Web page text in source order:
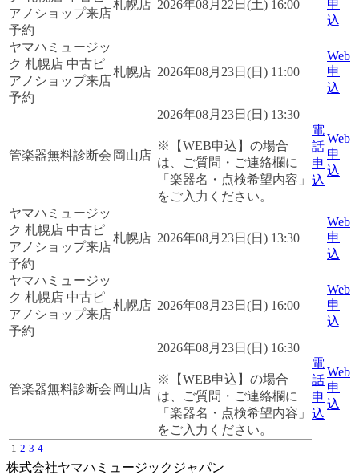
アノショップ来店
予約
札幌店 2026年08月22日(土) 16:00
申
込
ヤマハミュージッ
ク 札幌店 中古ピ
アノショップ来店
予約
札幌店 2026年08月23日(日) 11:00
Web
申
込
管楽器無料診断会 岡山店
2026年08月23日(日) 13:30
※【WEB申込】の場合
は、ご質問・ご連絡欄に
「楽器名・点検希望内容」
をご入力ください。
電
話
申
込
Web
申
込
ヤマハミュージッ
ク 札幌店 中古ピ
アノショップ来店
予約
札幌店 2026年08月23日(日) 13:30
Web
申
込
ヤマハミュージッ
ク 札幌店 中古ピ
アノショップ来店
予約
札幌店 2026年08月23日(日) 16:00
Web
申
込
管楽器無料診断会 岡山店
2026年08月23日(日) 16:30
※【WEB申込】の場合
は、ご質問・ご連絡欄に
「楽器名・点検希望内容」
をご入力ください。
電
話
申
込
Web
申
込
1 2 3 4
株式会社ヤマハミュージックジャパン